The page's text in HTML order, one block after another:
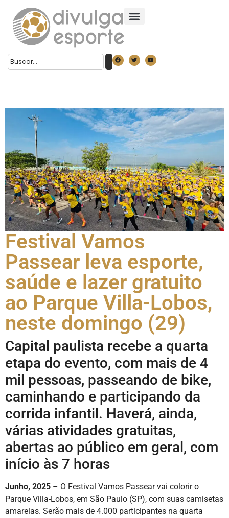
Festival Vamos
Passear leva esporte,
saúde e lazer gratuito
ao Parque Villa-Lobos,
neste domingo (29)
Capital paulista recebe a quarta
etapa do evento, com mais de 4
mil pessoas, passeando de bike,
caminhando e participando da
corrida infantil. Haverá, ainda,
várias atividades gratuitas,
abertas ao público em geral, com
início às 7 horas
Junho, 2025 – O Festival Vamos Passear vai colorir o
Parque Villa-Lobos, em São Paulo (SP), com suas camisetas
amarelas. Serão mais de 4.000 participantes na quarta